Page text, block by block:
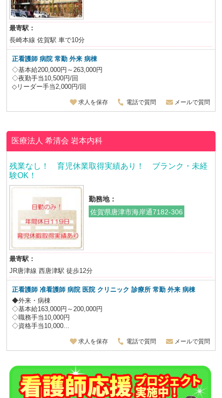
最寄駅：
長崎本線 佐賀駅 車で10分
正看護師 病院 常勤 外来 病棟
◇基本給200,000円～263,000円
◇夜勤手当10,500円/回
◇リーダー手当2,000円/回
求人を保存 電話で質問 メールで質問
医療法人 希清会岩本内科
残業なし！ 育児休業取得実績あり！ ブランク・未経
験OK！
勤務地：
佐賀県唐津市海岸通7182-306
最寄駅：
JR唐津線 西唐津駅 徒歩12分
正看護師 准看護師 病院 医院 クリニック 診療所 常勤 外来 病棟
◆外来・病棟
◇基本給163,000円～200,000円
◇職務手当10,000円
◇資格手当10,000...
求人を保存 電話で質問 メールで質問